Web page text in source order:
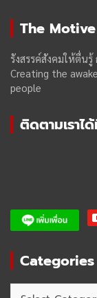
The Motive
รังสรรค์สังคมให้ตื่น
Creating the
people
ติดตามเราไ
Categories